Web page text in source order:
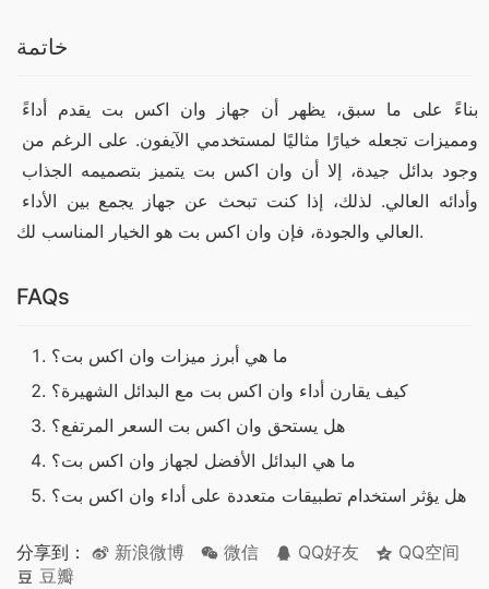
خاتمة
العالي والجودة، فإن وان اكس بت هو الخيار المناسب لك.
FAQs
ما هي أبرز ميزات وان اكس بت؟
كيف يقارن أداء وان اكس بت مع البدائل الشهيرة؟
هل يستحق وان اكس بت السعر المرتفع؟
ما هي البدائل الأفضل لجهاز وان اكس بت؟
هل يؤثر استخدام تطبيقات متعددة على أداء وان اكس بت؟
分享到： 新浪微博 微信 QQ好友
QQ空间
豆瓣